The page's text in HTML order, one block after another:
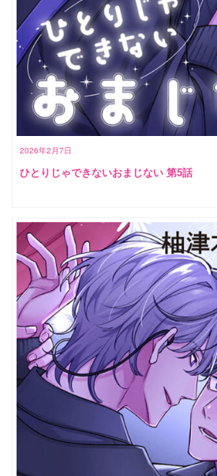
2026年2月7日
ひとりじゃできないおまじない 第5話